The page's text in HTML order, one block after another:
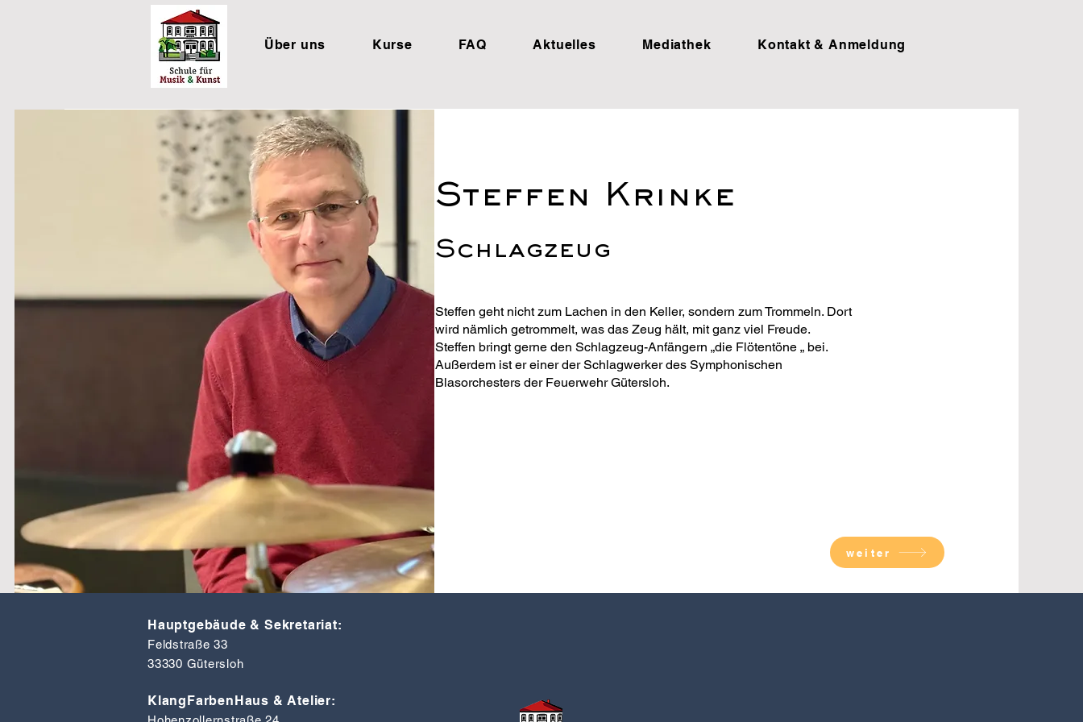
Über uns Kurse FAQ Aktuelles Mediathek Kontakt & Anmeldung
Steffen Krinke
Schlagzeug
Steffen geht nicht zum Lachen in den Keller, sondern zum Trommeln. Dort
wird nämlich getrommelt, was das Zeug hält, mit ganz viel Freude.
Steffen bringt gerne den Schlagzeug-Anfängern „die Flötentöne „ bei.
Außerdem ist er einer der Schlagwerker des Symphonischen
Blasorchesters der Feuerwehr Gütersloh.
weiter
Hauptgebäude & Sekretariat:
Feldstraße 33
33330 Gütersloh
KlangFarbenHaus & Atelier: